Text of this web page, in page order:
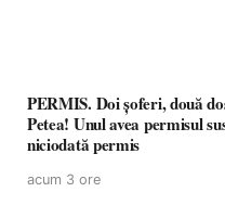
PERMIS. Doi șoferi, două
Petea! Unul avea permisul
niciodată permis
acum 3 ore